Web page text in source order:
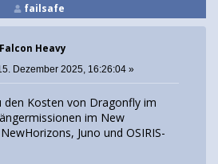
failsafe
Heavy
Dezember 2025, 16:26:04 »
den Kosten von Dragonfly im
im New
Juno und OSIRIS-